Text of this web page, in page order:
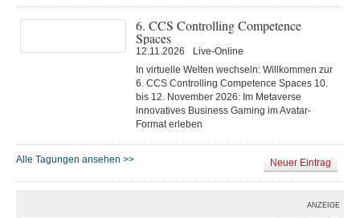
6. CCS Controlling Competence
Spaces
12.11.2026
Live-Online
In virtuelle Welten wechseln: Willkommen zur
6. CCS Controlling Competence Spaces 10.
bis 12. November 2026: Im Metaverse
innovatives Business Gaming im Avatar-
Format erleben⁠
Alle Tagungen ansehen >> Neuer Eintrag
ANZEIGE